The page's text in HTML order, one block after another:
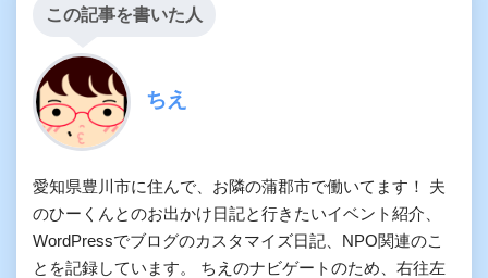
この記事を書いた人
ちえ
愛知県豊川市に住んで、お隣の蒲郡市で働いてます！ 夫
のひーくんとのお出かけ日記と行きたいイベント紹介、
WordPressでブログのカスタマイズ日記、NPO関連のこ
とを記録しています。 ちえのナビゲートのため、右往左